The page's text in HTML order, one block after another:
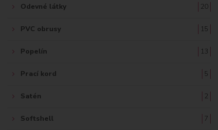
Odevné látky 20
PVC obrusy 15
Popelín 13
Prací kord 5
Satén 2
Softshell 7